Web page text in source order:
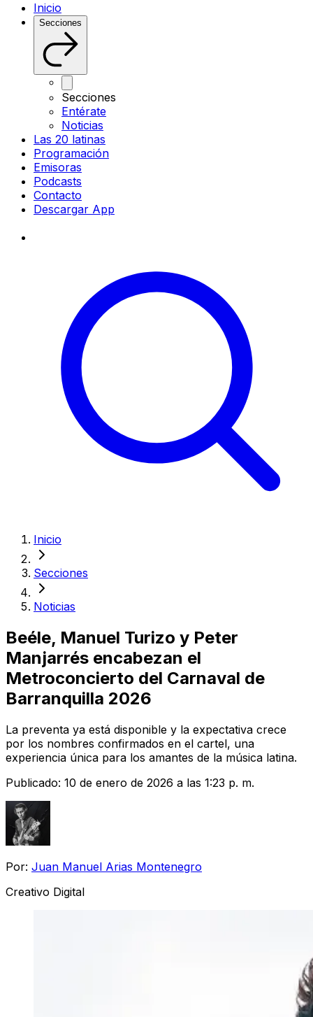
Inicio
Secciones
Secciones
Entérate
Noticias
Las 20 latinas
Programación
Emisoras
Podcasts
Contacto
Descargar App
Inicio
Secciones
Noticias
Beéle, Manuel Turizo y Peter
Manjarrés encabezan el
Metroconcierto del Carnaval de
Barranquilla 2026
La preventa ya está disponible y la expectativa crece
por los nombres confirmados en el cartel, una
experiencia única para los amantes de la música latina.
Publicado: 10 de enero de 2026 a las 1:23 p. m.
Por: Juan Manuel Arias Montenegro
Creativo Digital